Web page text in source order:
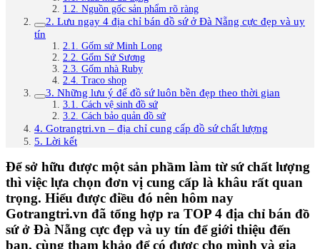
1.2. Nguồn gốc sản phẩm rõ ràng
2. Lưu ngay 4 địa chỉ bán đồ sứ ở Đà Nẵng cực đẹp và uy
tín
2.1. Gốm sứ Minh Long
2.2. Gốm Sứ Sương
2.3. Gốm nhà Ruby
2.4. Traco shop
3. Những lưu ý để đồ sứ luôn bền đẹp theo thời gian
3.1. Cách vệ sinh đồ sứ
3.2. Cách bảo quản đồ sứ
4. Gotrangtri.vn – địa chỉ cung cấp đồ sứ chất lượng
5. Lời kết
Để sở hữu được một sản phầm làm từ sứ chất lượng
thì việc lựa chọn đơn vị cung cấp là khâu rất quan
trọng. Hiểu được điều đó nên hôm nay
Gotrangtri.vn đã tổng hợp ra TOP 4 địa chỉ bán đồ
sứ ở Đà Nẵng cực đẹp và uy tín để giới thiệu đến
bạn, cùng tham khảo để có được cho mình và gia